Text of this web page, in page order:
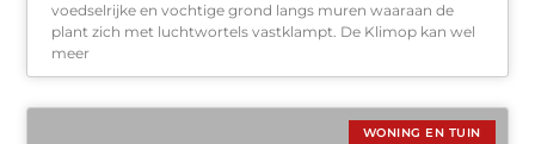
voedselrijke en vochtige grond langs muren waaraan de
plant zich met luchtwortels vastklampt. De Klimop kan wel
meer
WONING EN TUIN